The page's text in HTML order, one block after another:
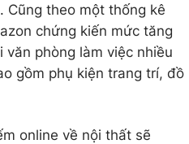
Cũng theo một thống kê
chứng kiến mức tăng
phòng làm việc nhiều
gồm phụ kiện trang trí, đồ
online về nội thất sẽ